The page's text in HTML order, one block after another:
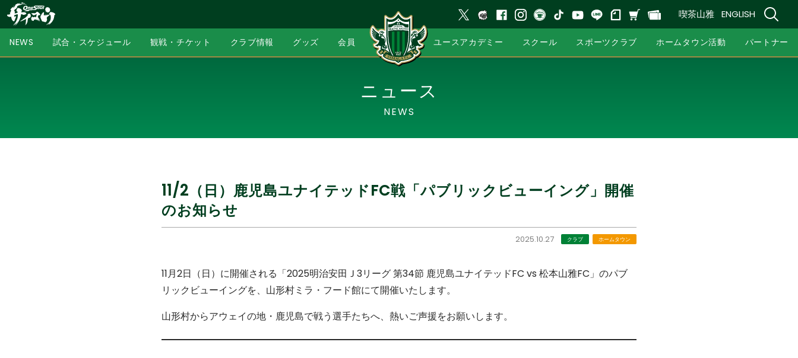
喫茶山雅 ENGLISH
NEWS 試合・スケジュール 観戦・チケット クラブ情報 グッズ 会員 ユースアカデミー スクール スポーツクラブ ホームタウン活動 パートナー
ニュース
NEWS
11/2（日）鹿児島ユナイテッドFC戦「パブリックビューイング」開催
のお知らせ
2025.10.27 クラブ ホームタウン
11月2日（日）に開催される「2025明治安田Ｊ3リーグ 第34節 鹿児島ユナイテッドFC vs 松本山雅FC」のパブ
リックビューイングを、山形村ミラ・フード館にて開催いたします。
山形村からアウェイの地・鹿児島で戦う選手たちへ、熱いご声援をお願いします。